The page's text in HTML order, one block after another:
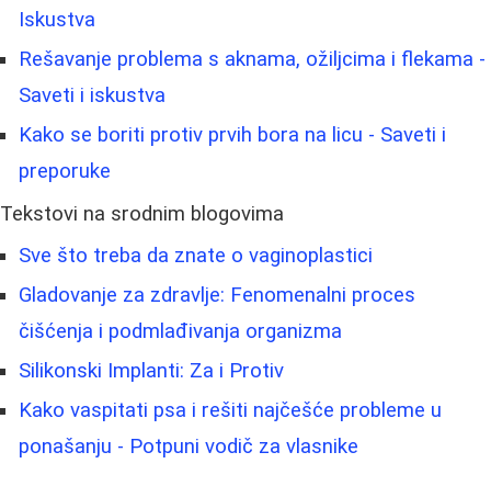
Iskustva
Rešavanje problema s aknama, ožiljcima i flekama -
Saveti i iskustva
Kako se boriti protiv prvih bora na licu - Saveti i
preporuke
Tekstovi na srodnim blogovima
Sve što treba da znate o vaginoplastici
Gladovanje za zdravlje: Fenomenalni proces
čišćenja i podmlađivanja organizma
Silikonski Implanti: Za i Protiv
Kako vaspitati psa i rešiti najčešće probleme u
ponašanju - Potpuni vodič za vlasnike